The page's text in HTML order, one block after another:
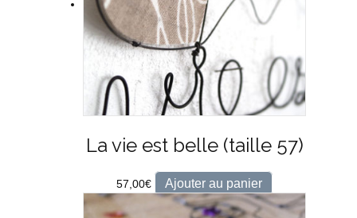
La vie est belle (taille 57)
57,00€ Ajouter au panier